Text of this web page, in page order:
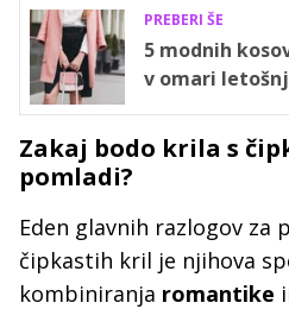
PREBERI ŠE
5 modnih
v omari
Zakaj bodo krila s
pomladi?
Eden glavnih razlogov za
čipkastih kril je njihova
kombiniranja romantike